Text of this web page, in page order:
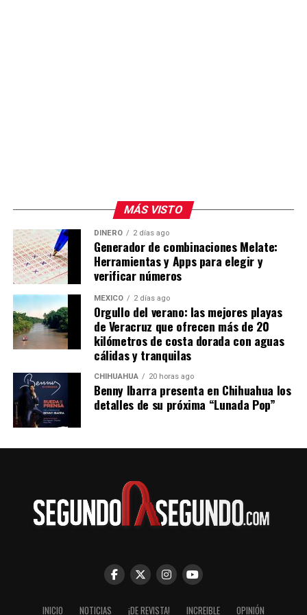
MÁS VISTO
DINERO 2 días ago
Generador de combinaciones Melate:
Herramientas y Apps para elegir y
verificar números
MÉXICO 2 días ago
Orgullo del verano: las mejores playas
de Veracruz que ofrecen más de 20
kilómetros de costa dorada con aguas
cálidas y tranquilas
CHIHUAHUA 20 horas ago
Benny Ibarra presenta en Chihuahua los
detalles de su próxima “Lunada Pop”
INICIO NOTICIAS ¡DE REVISTA! INCREIBLE OPINIÓN